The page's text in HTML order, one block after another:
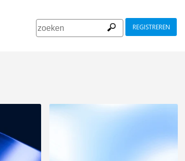
REGISTREREN